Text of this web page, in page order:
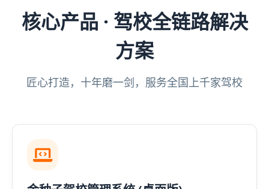
核心产品 · 驾校全链路解决
方案
匠心打造，十年磨一剑，服务全国上千家驾校